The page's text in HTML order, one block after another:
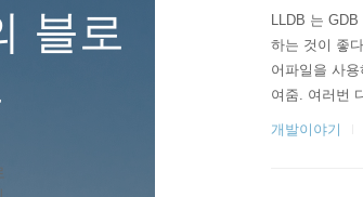
블로
LLDB 는
하는 것이 좋
어파일을 사
여줌. 여러번
n't they hav..
개발이야기